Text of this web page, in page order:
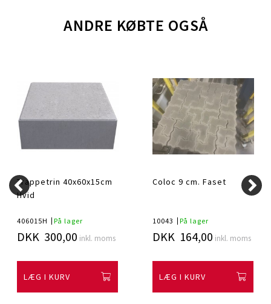
ANDRE KØBTE OGSÅ
Trappetrin 40x60x15cm
Hvid
406015H På lager
DKK 300,00 inkl. moms
LÆG I KURV
Coloc 9 cm. Faset
10043 På lager
DKK 164,00 inkl. moms
LÆG I KURV